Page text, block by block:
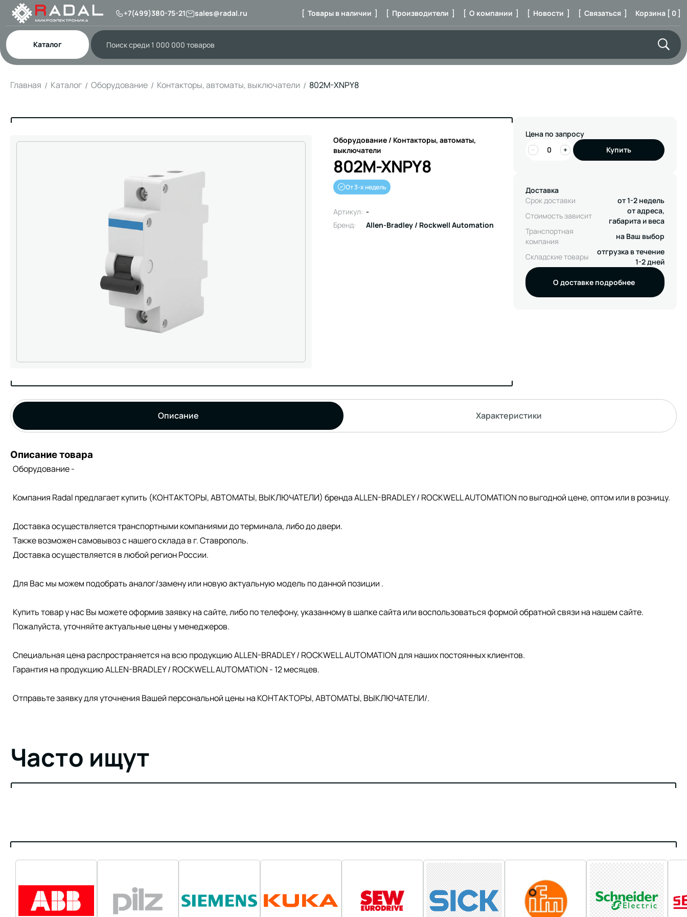
+7(499)380-75-21 sales@radal.ru [ Товары в наличии ] [ Производители ] [ О компании ] [ Новости ] [ Связаться ] Корзина [ 0 ]
Каталог
Главная Каталог Оборудование Контакторы, автоматы, выключатели 802M-XNPY8
Оборудование / Контакторы, автоматы,
выключатели
802M-XNPY8
От 3-х недель
Артикул: -
Бренд:
Allen-Bradley / Rockwell Automation
Цена по запросу
−
+ Купить
Доставка
Срок доставки
от 1-2 недель
Стоимость зависит
от адреса,
габарита и веса
Транспортная
компания
на Ваш выбор
Складские товары
отгрузка в течение
1-2 дней
О доставке подробнее
Описание Характеристики
Описание товара
Оборудование -
Компания Radal предлагает купить (КОНТАКТОРЫ, АВТОМАТЫ, ВЫКЛЮЧАТЕЛИ) бренда ALLEN-BRADLEY / ROCKWELL AUTOMATION по выгодной цене, оптом или в розницу.
Доставка осуществляется транспортными компаниями до терминала, либо до двери.
Также возможен самовывоз с нашего склада в г. Ставрополь.
Доставка осуществляется в любой регион России.
Для Вас мы можем подобрать аналог/замену или новую актуальную модель по данной позиции .
Купить товар у нас Вы можете оформив заявку на сайте, либо по телефону, указанному в шапке сайта или воспользоваться формой обратной связи на нашем сайте.
Пожалуйста, уточняйте актуальные цены у менеджеров.
Специальная цена распространяется на всю продукцию ALLEN-BRADLEY / ROCKWELL AUTOMATION для наших постоянных клиентов.
Гарантия на продукцию ALLEN-BRADLEY / ROCKWELL AUTOMATION - 12 месяцев.
Отправьте заявку для уточнения Вашей персональной цены на КОНТАКТОРЫ, АВТОМАТЫ, ВЫКЛЮЧАТЕЛИ/.
Часто ищут